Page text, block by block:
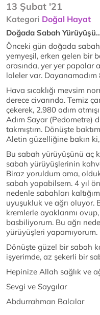
13 Şubat '21
Kategori Doğal Hayat
Doğada Sabah
Önceki gün doğada
yemyeşil, erken gelen bir
arasında, yer yer papalar
laleler var. Dayanamadım
Hava sıcaklığı mevsim
derece civarında. Temiz
çekerek, 2.980 adım
Adım Sayar (Pedometre)
takmıştım. Dönüşte
Aletin güzelliğine bakın ki,
Bu sabah yürüyüşünü aç
sabah yürüyüşlerinin
Biraz yoruldum ama,
sabah yapabilsem. 4 yıl
nedenle sabahları
uyuşukluk ve ağrı oluyor.
kremlerle ayaklarımı
basbiliyorum. Bu ağrı
yürüyüşleri yapamıyorum.
Dönüşte güzel bir sabah
işyerimde, az şekerli bir
Hepinize Allah sağlık ve
Sevgi ve Saygılar
Abdurrahman Balcılar